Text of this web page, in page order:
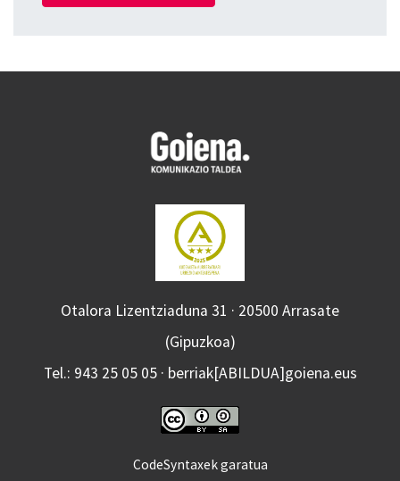
Otalora Lizentziaduna 31 · 20500 Arrasate
(Gipuzkoa)
Tel.: 943 25 05 05 · berriak[ABILDUA]goiena.eus
CodeSyntaxek garatua